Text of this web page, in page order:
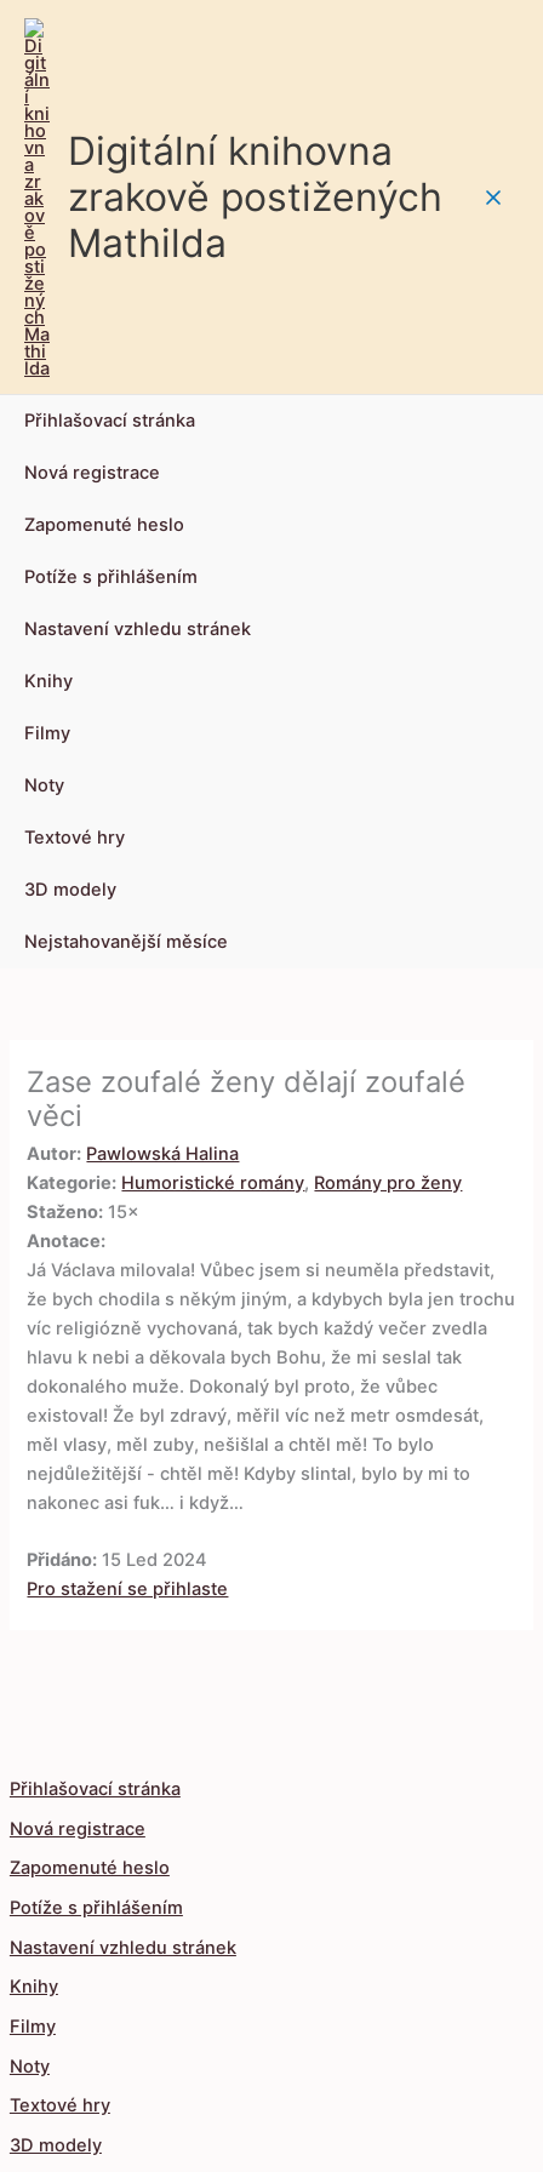
Digitální knihovna
zrakově postižených
Mathilda
Přihlašovací stránka
Nová registrace
Zapomenuté heslo
Potíže s přihlášením
Nastavení vzhledu stránek
Knihy
Filmy
Noty
Textové hry
3D modely
Nejstahovanější měsíce
Přihlašovací stránka
Nová registrace
Zapomenuté heslo
Potíže s přihlášením
Nastavení vzhledu stránek
Knihy
Filmy
Noty
Textové hry
3D modely
Zase zoufalé ženy dělají zoufalé
věci
Autor: Pawlowská Halina
Kategorie: Humoristické romány, Romány pro ženy
Staženo: 15×
Anotace:
Já Václava milovala! Vůbec jsem si neuměla představit,
že bych chodila s někým jiným, a kdybych byla jen trochu
víc religiózně vychovaná, tak bych každý večer zvedla
hlavu k nebi a děkovala bych Bohu, že mi seslal tak
dokonalého muže. Dokonalý byl proto, že vůbec
existoval! Že byl zdravý, měřil víc než metr osmdesát,
měl vlasy, měl zuby, nešišlal a chtěl mě! To bylo
nejdůležitější - chtěl mě! Kdyby slintal, bylo by mi to
nakonec asi fuk… i když…
Přidáno: 15 Led 2024
Pro stažení se přihlaste